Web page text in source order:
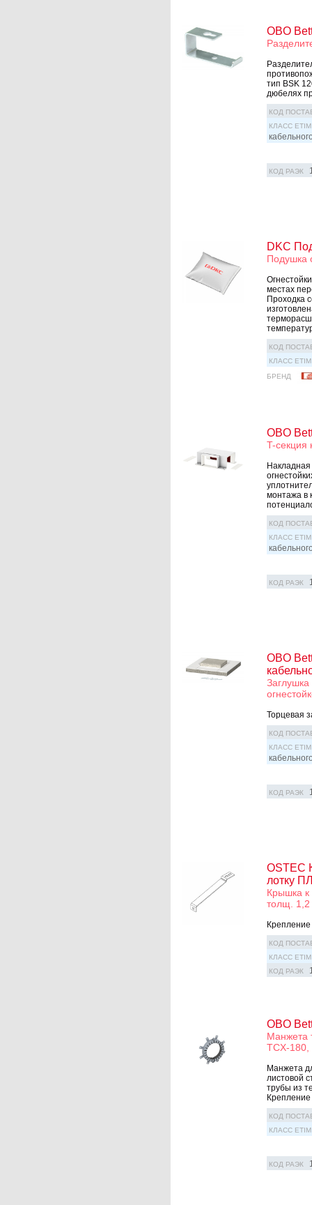
OBO
тип BSK
дюбелях
КОД
КЛАСС ETIM
КОД РАЭК
DKC
Подушка
местах
Проходка
КОД
КЛАСС ETIM
БРЕНД
OBO
T-секция
монтажа в
КОД
КЛАСС ETIM
КОД РАЭК
OBO
Заглушка
Торцевая
КОД
КЛАСС ETIM
КОД РАЭК
OSTEC
лотку
Крышка к
толщ.
Крепление
КОД
КЛАСС ETIM
КОД РАЭК
OBO
Манжета
TCX-
Манжета
листовой
трубы из
КОД
КЛАСС ETIM
КОД РАЭК